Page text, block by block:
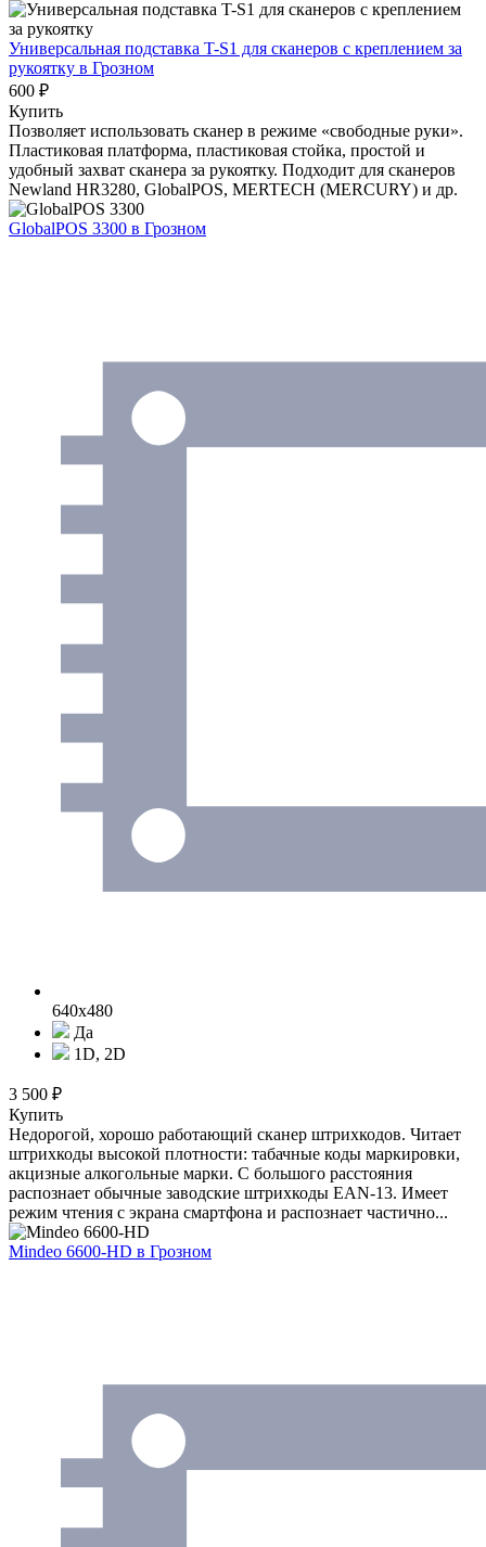
Универсальная подставка T-S1 для сканеров с креплением за
рукоятку в Грозном
600 ₽
Купить
Позволяет использовать сканер в режиме «свободные руки».
Пластиковая платформа, пластиковая стойка, простой и
удобный захват сканера за рукоятку. Подходит для сканеров
Newland HR3280, GlobalPOS, MERTECH (MERCURY) и др.
GlobalPOS 3300 в Грозном
640x480
Да
1D, 2D
3 500 ₽
Купить
Недорогой, хорошо работающий сканер штрихкодов. Читает
штрихкоды высокой плотности: табачные коды маркировки,
акцизные алкогольные марки. С большого расстояния
распознает обычные заводские штрихкоды EAN-13. Имеет
режим чтения с экрана смартфона и распознает частично...
Mindeo 6600-HD в Грозном